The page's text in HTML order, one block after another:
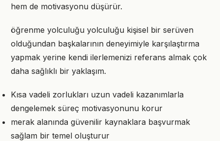
hem de motivasyonu düşürür.
öğrenme yolculuğu yolculuğu kişisel bir serüven
olduğundan başkalarının deneyimiyle karşılaştırma
yapmak yerine kendi ilerlemenizi referans almak çok
daha sağlıklı bir yaklaşım.
Kısa vadeli zorlukları uzun vadeli kazanımlarla
dengelemek süreç motivasyonunu korur
merak alanında güvenilir kaynaklara başvurmak
sağlam bir temel oluşturur